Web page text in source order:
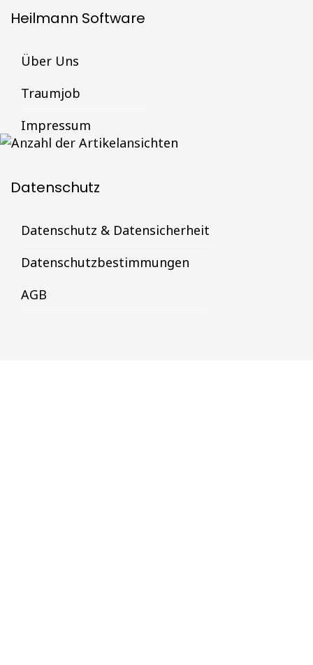
Heilmann Software
Über Uns
Traumjob
Impressum
Datenschutz
Datenschutz & Datensicherheit
Datenschutzbestimmungen
AGB